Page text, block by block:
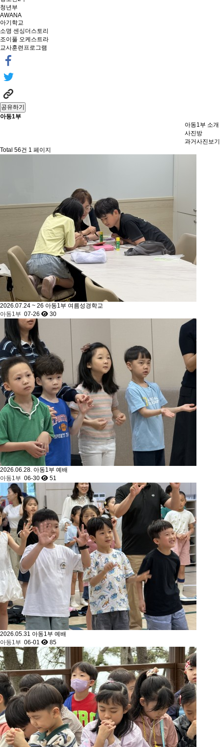
청년부
AWANA
아기학교
소명 센싱더스토리
조이풀 오케스트라
교사훈련프로그램
공유하기
아동1부
아동1부 소개
사진방
과거사진보기
Total 56건 1 페이지
2026.07.24 ~ 26 아동1부 여름성경학교
아동1부 07-26 30
2026.06.28. 아동1부 예배
아동1부 06-30 51
2026.05.31 아동1부 예배
아동1부 06-01 85